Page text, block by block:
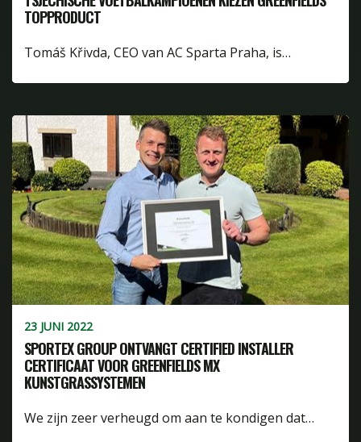
TOPPRODUCT
Tomáš Křivda, CEO van AC Sparta Praha, is…
23 JUNI 2022
SPORTEX GROUP ONTVANGT CERTIFIED INSTALLER
CERTIFICAAT VOOR GREENFIELDS MX
KUNSTGRASSYSTEMEN
We zijn zeer verheugd om aan te kondigen dat…